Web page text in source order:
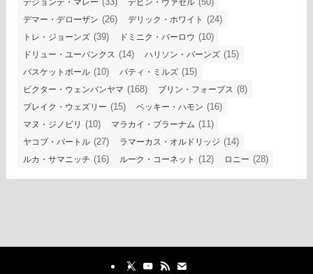
デジョンテ・マレー デビン・ヴァセル
デマー・デローザン (26) デリック・ホワイト (24)
トレ・ジョーンズ (39) ドミニク・バーロウ (10)
ドリュー・ユーバンクス (14) ハリソン・バーンズ (15)
バスケットボール (10) パティ・ミルズ (15)
ビクター・ウェンバンヤマ (168) ブリン・フォーブス (8)
ブレイク・ウェズリー (15) ベッキー・ハモン (16)
マヌ・ジノビリ (10) マラカイ・ブラーナム (11)
ヤコブ・パートル (27) ラマーカス・オルドリッジ (14)
ルカ・サマニッチ (16) ルーク・コーネット (12) ロニー (28)